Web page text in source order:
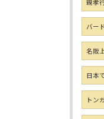
親孝
バー
名阪
日本
トン